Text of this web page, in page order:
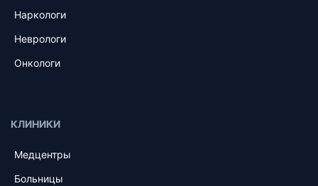
Наркологи
Неврологи
Онкологи
КЛИНИКИ
Медцентры
Больницы